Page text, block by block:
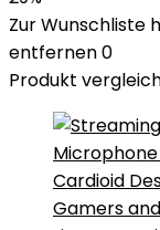
Zur Wunschliste
entfernen0
Produkt